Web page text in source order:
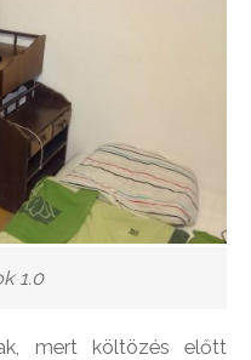
1.0
mert költözés előtt